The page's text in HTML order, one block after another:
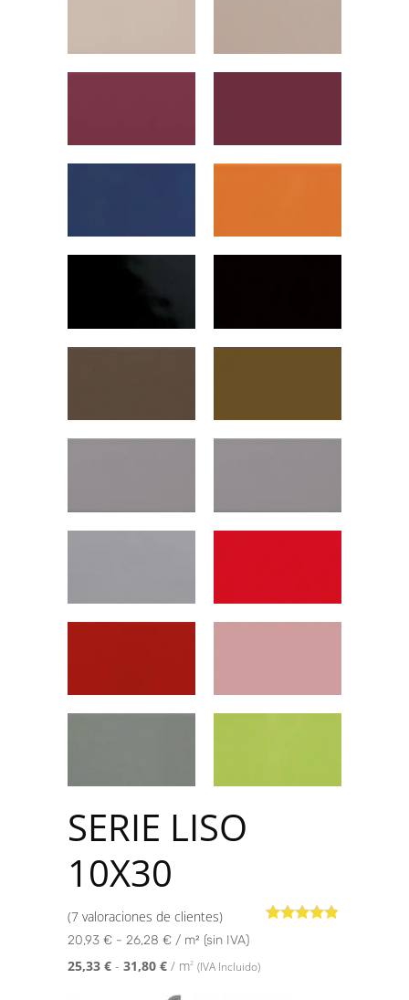
SERIE LISO
10X30
(7 valoraciones de clientes)
20,93 € - 26,28 € / m² (sin IVA)
25,33 € - 31,80 € / m2 (IVA Incluido)